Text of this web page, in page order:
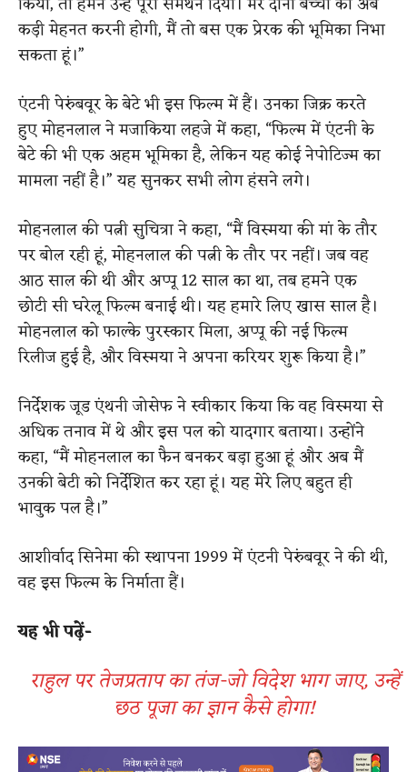
कड़ी मेहनत करनी होगी, मैं तो बस एक प्रेरक की भूमिका निभा
सकता हूं।”
एंटनी पेरुंबवूर के बेटे भी इस फिल्म में हैं। उनका जिक्र करते
हुए मोहनलाल ने मजाकिया लहजे में कहा, “फिल्म में एंटनी के
बेटे की भी एक अहम भूमिका है, लेकिन यह कोई नेपोटिज्म का
मामला नहीं है।” यह सुनकर सभी लोग हंसने लगे।
मोहनलाल की पत्नी सुचित्रा ने कहा, “मैं विस्मया की मां के तौर
पर बोल रही हूं, मोहनलाल की पत्नी के तौर पर नहीं। जब वह
आठ साल की थी और अप्पू 12 साल का था, तब हमने एक
छोटी सी घरेलू फिल्म बनाई थी। यह हमारे लिए खास साल है।
मोहनलाल को फाल्के पुरस्कार मिला, अप्पू की नई फिल्म
रिलीज हुई है, और विस्मया ने अपना करियर शुरू किया है।”
निर्देशक जूड एंथनी जोसेफ ने स्वीकार किया कि वह विस्मया से
अधिक तनाव में थे और इस पल को यादगार बताया। उन्होंने
कहा, “मैं मोहनलाल का फैन बनकर बड़ा हुआ हूं और अब मैं
उनकी बेटी को निर्देशित कर रहा हूं। यह मेरे लिए बहुत ही
भावुक पल है।”
आशीर्वाद सिनेमा की स्थापना 1999 में एंटनी पेरुंबवूर ने की थी,
वह इस फिल्म के निर्माता हैं।
यह भी पढ़ें-
राहुल पर तेजप्रताप का तंज-जो विदेश भाग जाए, उन्हें
छठ पूजा का ज्ञान कैसे होगा!